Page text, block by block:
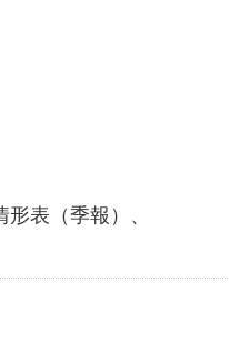
表（季報）、